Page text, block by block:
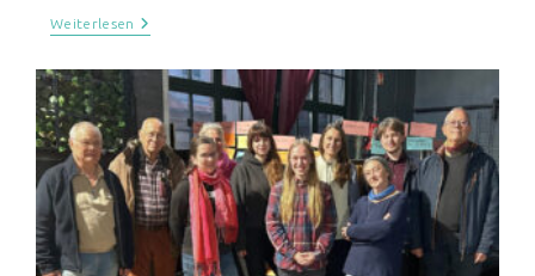
Weiterlesen